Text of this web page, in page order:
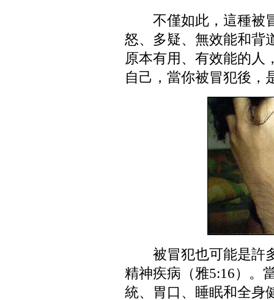
不僅如此，這種被
怒、多疑、無效能和背
原本有用、有效能的人
自己，當你被冒犯後，
被冒犯也可能是許
精神疾病（雅5:16）。
統、胃口、睡眠和全身